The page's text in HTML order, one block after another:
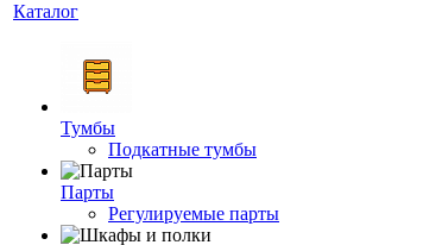
Каталог
Тумбы
Подкатные тумбы
Парты
Регулируемые парты